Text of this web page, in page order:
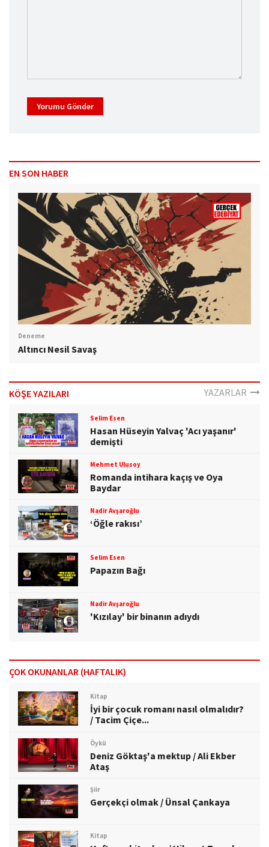
Yorumu Gönder
EN SON HABER
Deneme
Altıncı Nesil Savaş
KÖŞE YAZILARI YAZARLAR
Selim Esen
Hasan Hüseyin Yalvaç 'Acı yaşanır'
demişti
Mehmet Ulusoy
Romanda intihara kaçış ve Oya
Baydar
Nadir Avşaroğlu
‘Öğle rakısı’
Selim Esen
Papazın Bağı
Nadir Avşaroğlu
'Kızılay' bir binanın adıydı
ÇOK OKUNANLAR (HAFTALIK)
Kitap
İyi bir çocuk romanı nasıl olmalıdır?
/ Tacim Çiçe...
Öykü
Deniz Göktaş'a mektup / Ali Ekber
Ataş
Şiir
Gerçekçi olmak / Ünsal Çankaya
Kitap